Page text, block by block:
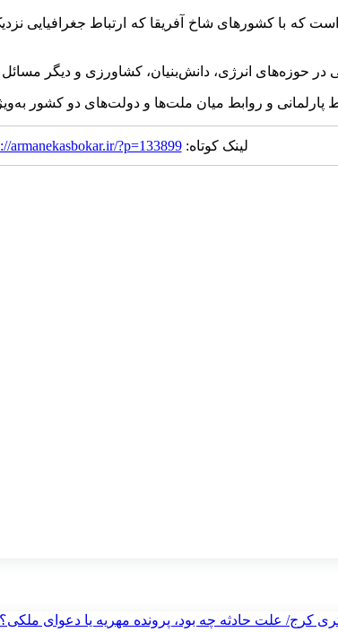
که با کشورهای شاخ آفریقا که ارتباط جغرافیایی
در حوزه‌های انرژی، دانش‌بنیان، کشاورزی و دیگر مسائل
پارلمانی و روابط میان ملت‌ها و دولت‌های دو کشور
لینک کوتاه:armanekasbokar.ir/?p=133899